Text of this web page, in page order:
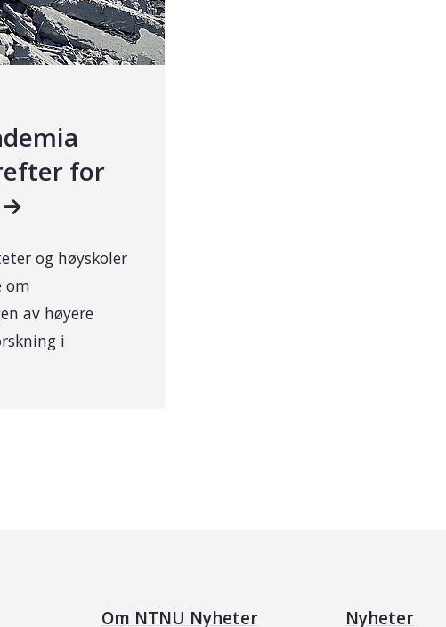
for
og høyskoler
om
av høyere
i
Om NTNU Nyheter Nyheter